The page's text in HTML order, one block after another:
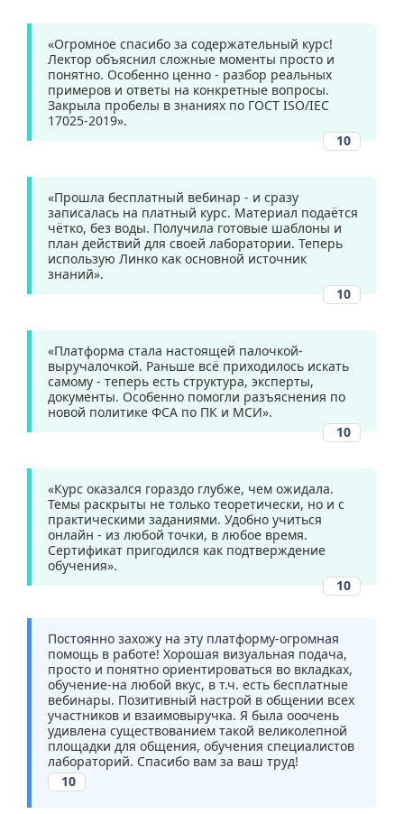
«Огромное спасибо за содержательный курс!
Лектор объяснил сложные моменты просто и
понятно. Особенно ценно - разбор реальных
примеров и ответы на конкретные вопросы.
Закрыла пробелы в знаниях по ГОСТ ISO/IEC
17025-2019».
10
«Прошла бесплатный вебинар - и сразу
записалась на платный курс. Материал подаётся
чётко, без воды. Получила готовые шаблоны и
план действий для своей лаборатории. Теперь
использую Линко как основной источник
знаний».
10
«Платформа стала настоящей палочкой-
выручалочкой. Раньше всё приходилось искать
самому - теперь есть структура, эксперты,
документы. Особенно помогли разъяснения по
новой политике ФСА по ПК и МСИ».
10
«Курс оказался гораздо глубже, чем ожидала.
Темы раскрыты не только теоретически, но и с
практическими заданиями. Удобно учиться
онлайн - из любой точки, в любое время.
Сертификат пригодился как подтверждение
обучения».
10
Постоянно захожу на эту платформу-огромная
помощь в работе! Хорошая визуальная подача,
просто и понятно ориентироваться во вкладках,
обучение-на любой вкус, в т.ч. есть бесплатные
вебинары. Позитивный настрой в общении всех
участников и взаимовыручка. Я была ооочень
удивлена существованием такой великолепной
площадки для общения, обучения специалистов
лабораторий. Спасибо вам за ваш труд!
10